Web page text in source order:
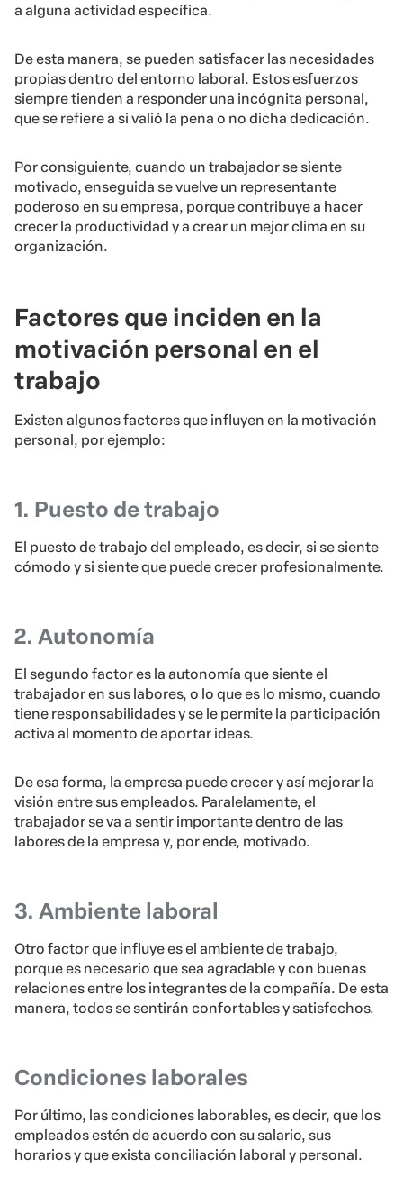
a alguna actividad específica.
De esta manera, se pueden satisfacer las necesidades
propias dentro del entorno laboral. Estos esfuerzos
siempre tienden a responder una incógnita personal,
que se refiere a si valió la pena o no dicha dedicación.
Por consiguiente, cuando un trabajador se siente
motivado, enseguida se vuelve un representante
poderoso en su empresa, porque contribuye a hacer
crecer la productividad y a crear un mejor clima en su
organización.
Factores que inciden en la
motivación personal en el
trabajo
Existen algunos factores que influyen en la motivación
personal, por ejemplo:
1. Puesto de trabajo
El puesto de trabajo del empleado, es decir, si se siente
cómodo y si siente que puede crecer profesionalmente.
2. Autonomía
El segundo factor es la autonomía que siente el
trabajador en sus labores, o lo que es lo mismo, cuando
tiene responsabilidades y se le permite la participación
activa al momento de aportar ideas.
De esa forma, la empresa puede crecer y así mejorar la
visión entre sus empleados. Paralelamente, el
trabajador se va a sentir importante dentro de las
labores de la empresa y, por ende, motivado.
3. Ambiente laboral
Otro factor que influye es el ambiente de trabajo,
porque es necesario que sea agradable y con buenas
relaciones entre los integrantes de la compañía. De esta
manera, todos se sentirán confortables y satisfechos.
Condiciones laborales
Por último, las condiciones laborables, es decir, que los
empleados estén de acuerdo con su salario, sus
horarios y que exista conciliación laboral y personal.